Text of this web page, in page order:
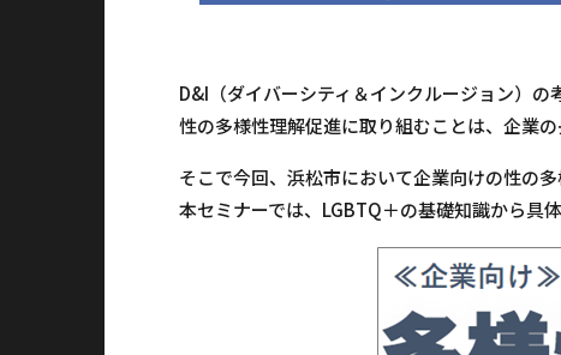
D&I（ダイバーシティ＆インクルージョン）の
性の多様性理解促進に取り組むことは、企業
そこで今回、浜松市において企業向けの性の
本セミナーでは、LGBTQ＋の基礎知識から具